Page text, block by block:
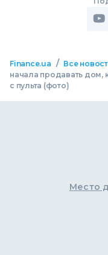
Finance.ua / Все
начала продавать
с пульта (фото)
Место